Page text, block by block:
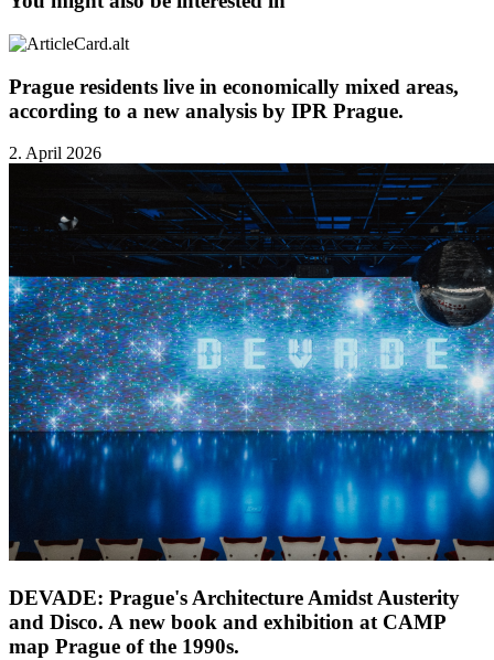
Prague residents live in economically mixed areas,
according to a new analysis by IPR Prague.
2. April 2026
DEVADE: Prague's Architecture Amidst Austerity
and Disco. A new book and exhibition at CAMP
map Prague of the 1990s.